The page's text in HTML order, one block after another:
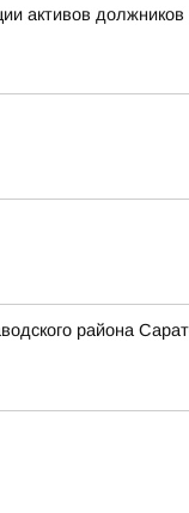
активов
района